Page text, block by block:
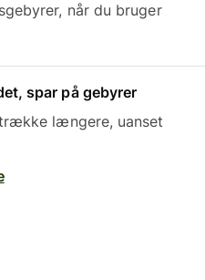
når du bruger
spar på gebyrer
længere, uanset